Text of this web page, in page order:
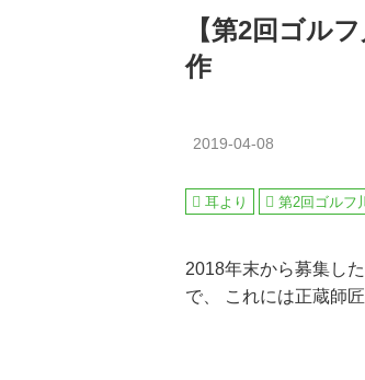
【第2回ゴル
作
2019-04-08
耳より 第2回ゴルフ
2018年末から募集し
で、 これには正蔵師